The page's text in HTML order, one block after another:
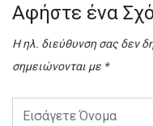
Αφήστε ένα
Η ηλ. διεύθυνση σας δεν
σημειώνονται με *